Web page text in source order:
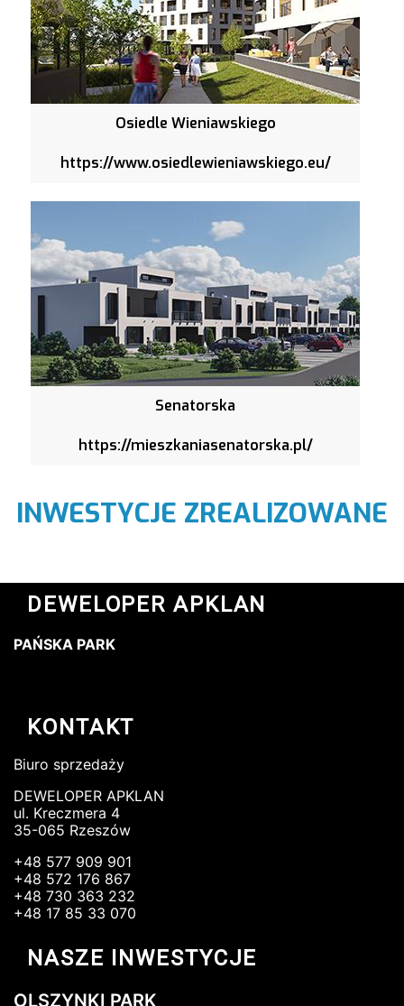
Osiedle Wieniawskiego
https://www.osiedlewieniawskiego.eu/
Senatorska
https://mieszkaniasenatorska.pl/
INWESTYCJE ZREALIZOWANE
DEWELOPER APKLAN
PAŃSKA PARK
KONTAKT
Biuro sprzedaży
DEWELOPER APKLAN
ul. Kreczmera 4
35-065 Rzeszów
+48 577 909 901
+48 572 176 867
+48 730 363 232
+48 17 85 33 070
NASZE INWESTYCJE
OLSZYNKI PARK